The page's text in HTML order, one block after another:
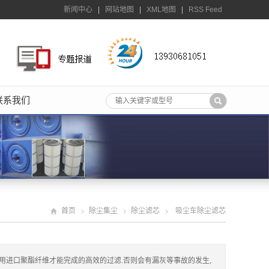
新闻中心 网站地图 XML地图 RSS Feed
系我们
首页 除尘集尘 除尘滤芯 吸尘车除尘滤芯
口聚酯纤维才能完成的高效的过滤.否则会有漏灰等事故的发生,